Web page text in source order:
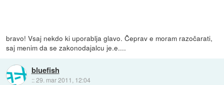
bravo! Vsaj nekdo ki uporablja glavo. Čeprav e moram razočarati,
saj menim da se zakonodajalcu je.e....
bluefish
::29. mar 2011, 12:04